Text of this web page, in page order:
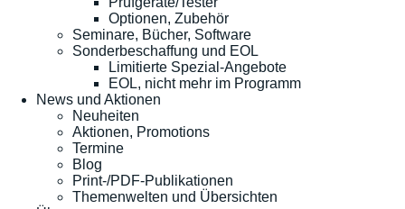
Optionen, Zubehör
Seminare, Bücher, Software
Sonderbeschaffung und EOL
Limitierte Spezial-Angebote
EOL, nicht mehr im Programm
News und Aktionen
Neuheiten
Aktionen, Promotions
Termine
Blog
Print-/PDF-Publikationen
Themenwelten und Übersichten